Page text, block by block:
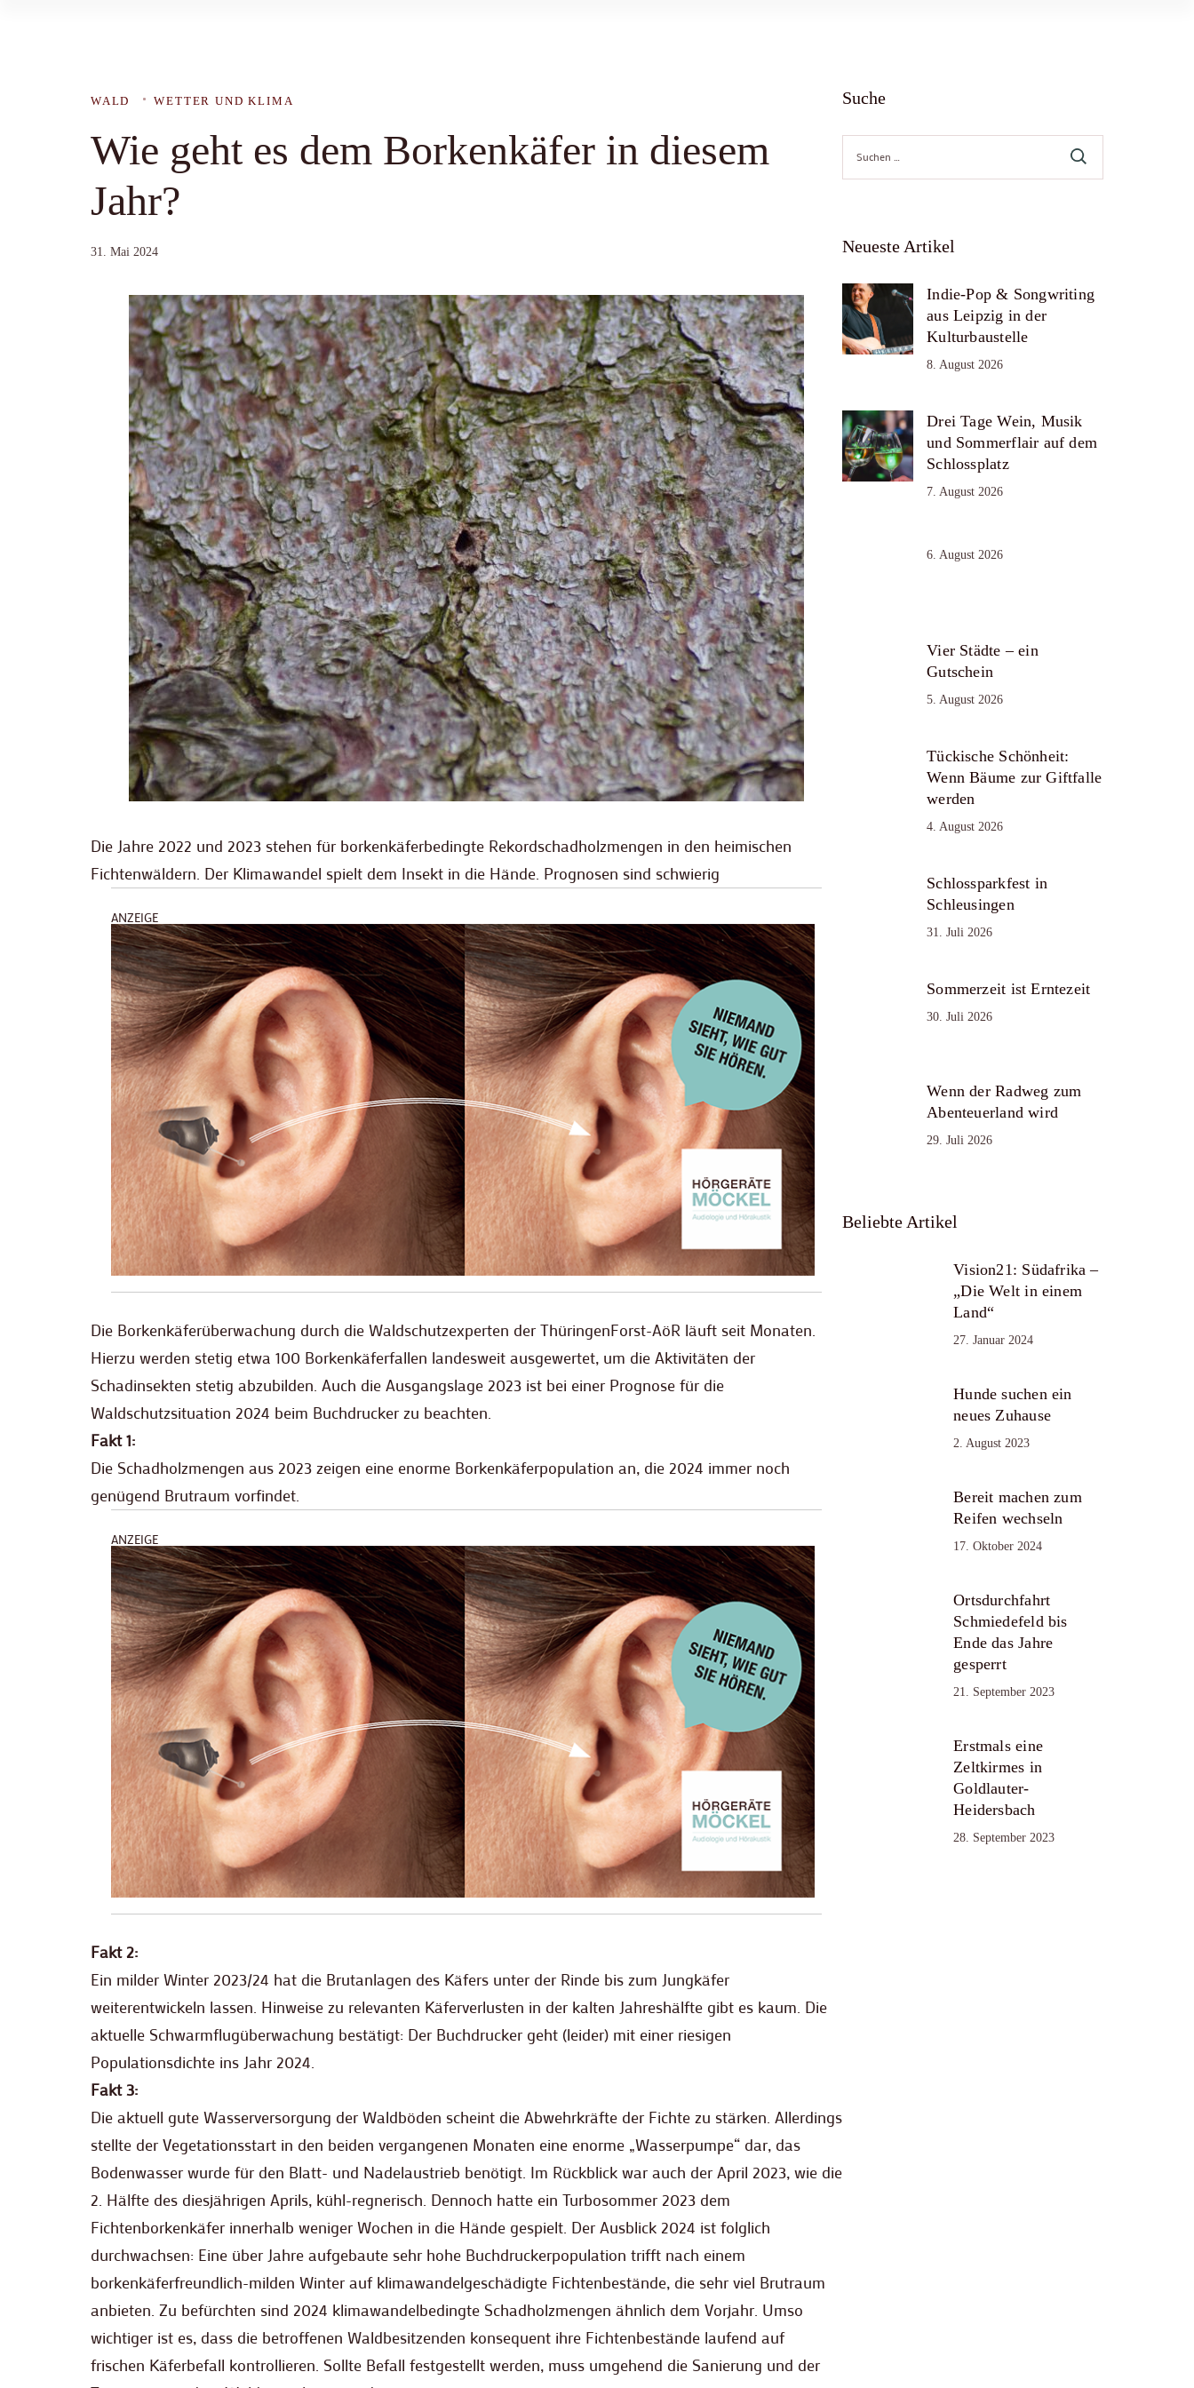
WALD WETTER UND KLIMA
Wie geht es dem Borkenkäfer in diesem
Jahr?
31. Mai 2024
Die Jahre 2022 und 2023 stehen für borkenkäferbedingte Rekordschadholzmengen in den heimischen
Fichtenwäldern. Der Klimawandel spielt dem Insekt in die Hände. Prognosen sind schwierig
ANZEIGE
Die Borkenkäferüberwachung durch die Waldschutzexperten der ThüringenForst-AöR läuft seit Monaten.
Hierzu werden stetig etwa 100 Borkenkäferfallen landesweit ausgewertet, um die Aktivitäten der
Schadinsekten stetig abzubilden. Auch die Ausgangslage 2023 ist bei einer Prognose für die
Waldschutzsituation 2024 beim Buchdrucker zu beachten.
Fakt 1:
Die Schadholzmengen aus 2023 zeigen eine enorme Borkenkäferpopulation an, die 2024 immer noch
genügend Brutraum vorfindet.
ANZEIGE
Fakt 2:
Ein milder Winter 2023/24 hat die Brutanlagen des Käfers unter der Rinde bis zum Jungkäfer
weiterentwickeln lassen. Hinweise zu relevanten Käferverlusten in der kalten Jahreshälfte gibt es kaum. Die
aktuelle Schwarmflugüberwachung bestätigt: Der Buchdrucker geht (leider) mit einer riesigen
Populationsdichte ins Jahr 2024.
Fakt 3:
Die aktuell gute Wasserversorgung der Waldböden scheint die Abwehrkräfte der Fichte zu stärken. Allerdings
stellte der Vegetationsstart in den beiden vergangenen Monaten eine enorme „Wasserpumpe“ dar, das
Bodenwasser wurde für den Blatt- und Nadelaustrieb benötigt. Im Rückblick war auch der April 2023, wie die
2. Hälfte des diesjährigen Aprils, kühl-regnerisch. Dennoch hatte ein Turbosommer 2023 dem
Fichtenborkenkäfer innerhalb weniger Wochen in die Hände gespielt. Der Ausblick 2024 ist folglich
durchwachsen: Eine über Jahre aufgebaute sehr hohe Buchdruckerpopulation trifft nach einem
borkenkäferfreundlich-milden Winter auf klimawandelgeschädigte Fichtenbestände, die sehr viel Brutraum
anbieten. Zu befürchten sind 2024 klimawandelbedingte Schadholzmengen ähnlich dem Vorjahr. Umso
wichtiger ist es, dass die betroffenen Waldbesitzenden konsequent ihre Fichtenbestände laufend auf
frischen Käferbefall kontrollieren. Sollte Befall festgestellt werden, muss umgehend die Sanierung und der
Suche
Suche
nach:
Neueste Artikel
Indie-Pop & Songwriting
aus Leipzig in der
Kulturbaustelle
8. August 2026
Drei Tage Wein, Musik
und Sommerflair auf dem
Schlossplatz
7. August 2026
6. August 2026
Vier Städte – ein
Gutschein
5. August 2026
Tückische Schönheit:
Wenn Bäume zur Giftfalle
werden
4. August 2026
Schlossparkfest in
Schleusingen
31. Juli 2026
Sommerzeit ist Erntezeit
30. Juli 2026
Wenn der Radweg zum
Abenteuerland wird
29. Juli 2026
Beliebte Artikel
Vision21: Südafrika –
„Die Welt in einem
Land“
27. Januar 2024
Hunde suchen ein
neues Zuhause
2. August 2023
Bereit machen zum
Reifen wechseln
17. Oktober 2024
Ortsdurchfahrt
Schmiedefeld bis
Ende das Jahre
gesperrt
21. September 2023
Erstmals eine
Zeltkirmes in
Goldlauter-
Heidersbach
28. September 2023